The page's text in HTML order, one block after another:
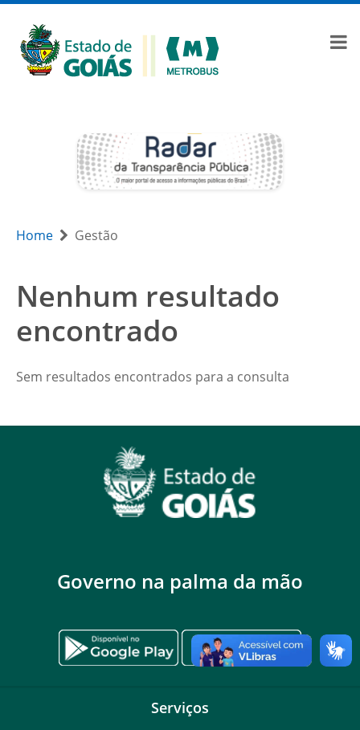
Home Gestão
Nenhum resultado
encontrado
Sem resultados encontrados para a consulta
Governo na palma da mão
Serviços